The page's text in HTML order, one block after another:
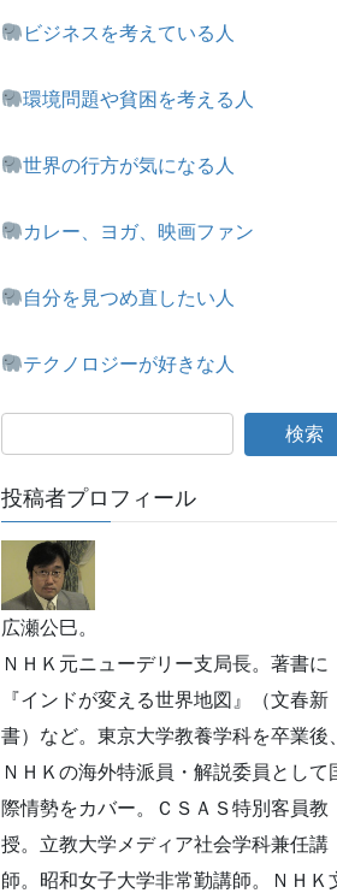
ビジネスを考えている人
環境問題や貧困を考える人
世界の行方が気になる人
カレー、ヨガ、映画ファン
自分を見つめ直したい人
テクノロジーが好きな人
投稿者プロフィール
広瀬公巳。
ＮＨＫ元ニューデリー支局長。著書に
『インドが変える世界地図』（文春新
書）など。東京大学教養学科を卒業後、
ＮＨＫの海外特派員・解説委員として
際情勢をカバー。ＣＳＡＳ特別客員教
授。立教大学メディア社会学科兼任講
師。昭和女子大学非常勤講師。ＮＨＫ